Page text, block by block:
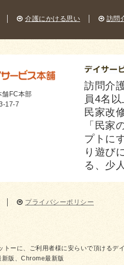
介護にかける思い 訪問
舗FC本部
17-7
訪問介
員4名
民家改
「民家
プトに
り遊び
る、少
プライバシーポリシー
トーに、ご利用者様に安らいで頂けるデ
版、Chrome最新版